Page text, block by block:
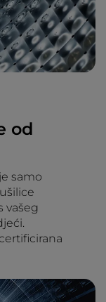
od
samo
vašeg